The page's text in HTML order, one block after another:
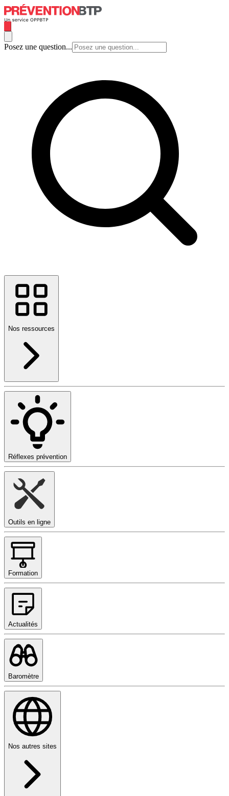
Posez une question...
Nos ressources
Réflexes prévention
Outils en ligne
Formation
Actualités
Baromètre
Nos autres sites